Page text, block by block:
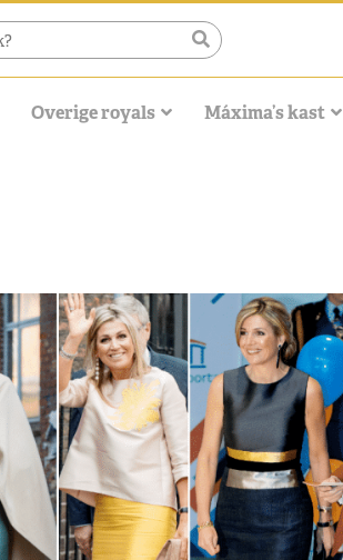
Overige royals Máxima’s kast